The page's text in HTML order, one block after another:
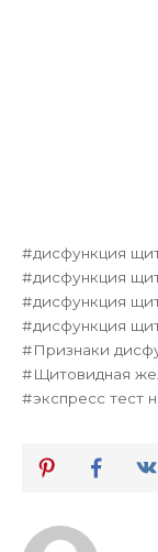
дисфункция
дисфункция
дисфункция
дисфункция
Признаки
Щитовидная
экспресс тест